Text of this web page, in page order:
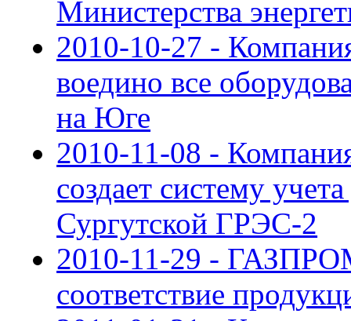
Министерства
2010-10-27 -
воедино все
на Юге
2010-11-08 -
создает систему
Сургутской ГРЭС-2
2010-11-29 -
соответствие